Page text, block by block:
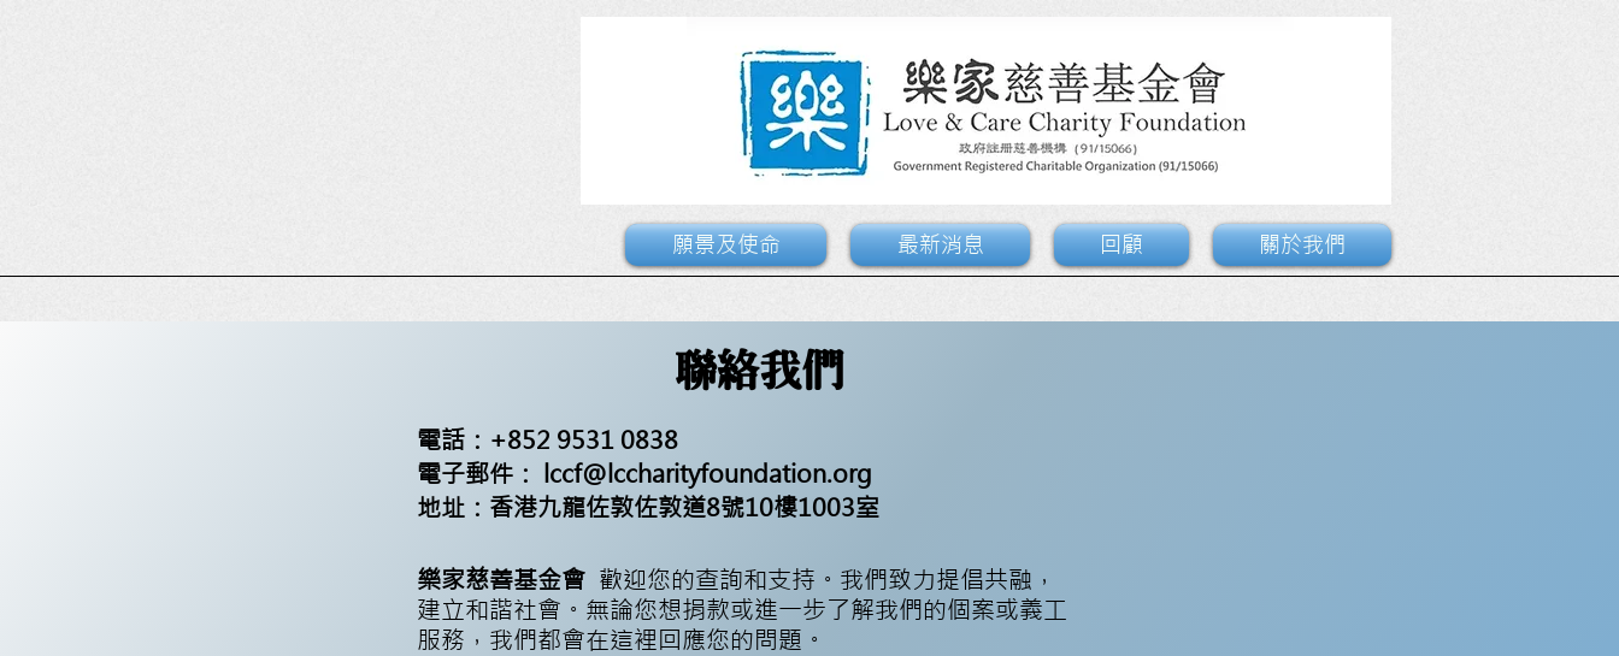
願景及使命 最新消息 回顧 關於我們
聯絡我們
電話：+852 9531 0838
電子郵件： lccf@lccharityfoundation.org
地址：香港九龍佐敦佐敦道8號10樓1003室
樂家慈善基金會 歡迎您的查詢和支持。我們致力提倡共融，
建立和諧社會。無論您想捐款或進一步了解我們的個案或義工
服務，我們都會在這裡回應您的問題。